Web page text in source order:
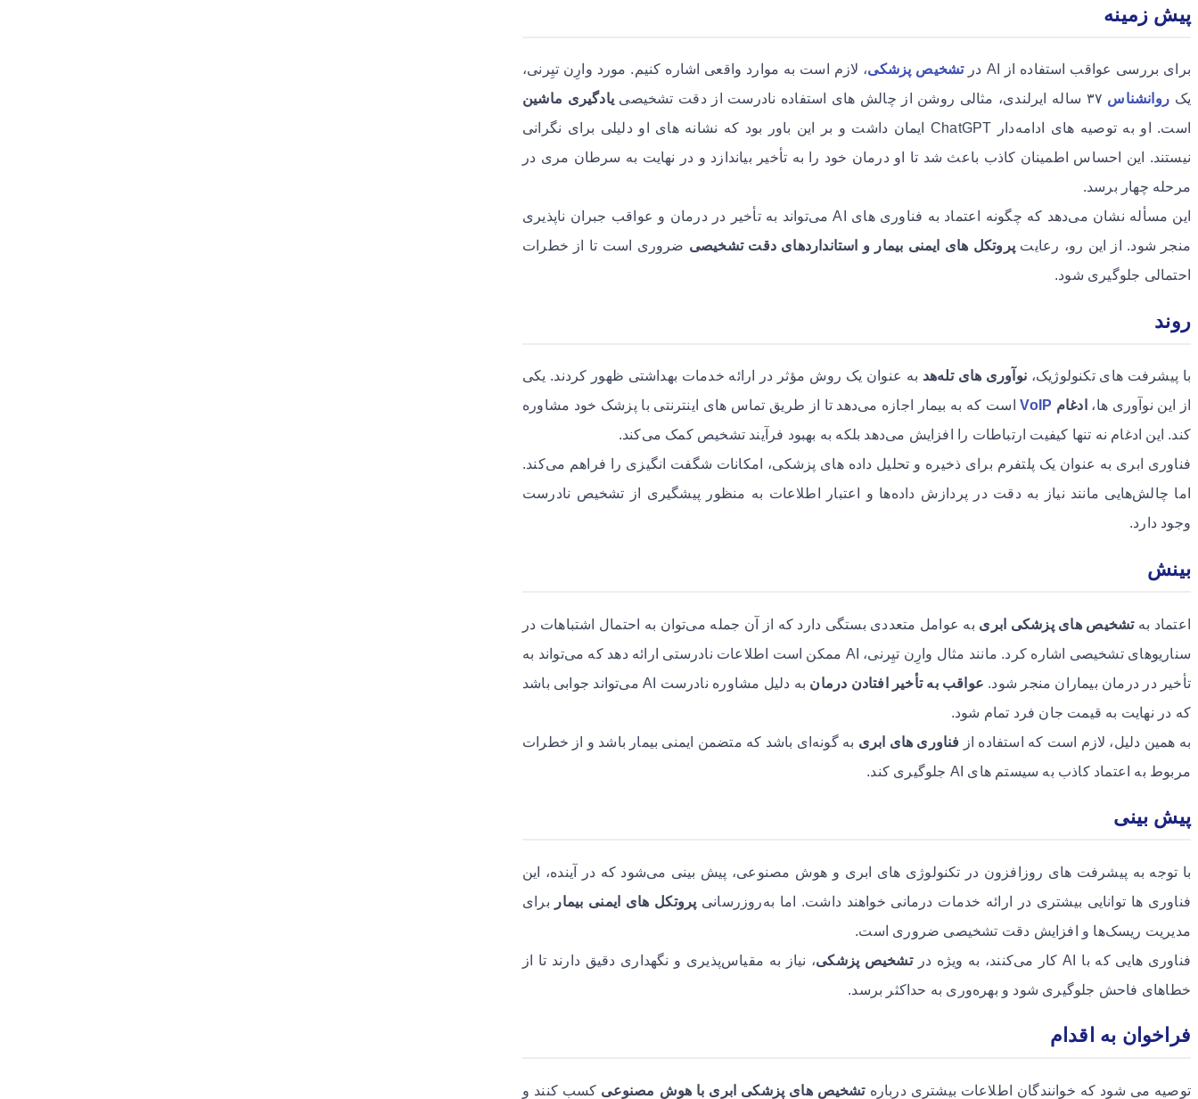
پیش زمینه
برای بررسی عواقب استفاده از AI در تشخیص پزشکی، لازم است به موارد واقعی اشاره کنیم. مورد وارِن تیِرنی،
یک روانشناس
یادگیری ماشین
است. او به توصیه های ادامه‌دار ChatGPT ایمان داشت و بر این باور بود که نشانه های او دلیلی برای نگرانی
نیستند. این احساس اطمینان کاذب باعث شد تا او درمان خود را به تأخیر بیاندازد و در نهایت به سرطان مری در
مرحله چهار برسد.
این مسأله نشان می‌دهد که چگونه اعتماد به فناوری های AI می‌تواند به تأخیر در درمان و عواقب جبران ناپذیری
منجر شود. از این رو، رعایت پروتکل های ایمنی بیمار و استانداردهای دقت تشخیصی ضروری است تا از خطرات
احتمالی جلوگیری شود.
روند
با پیشرفت های تکنولوژیک، نوآوری های تله‌هد به عنوان یک روش مؤثر در ارائه خدمات بهداشتی ظهور کردند. یکی
از این نوآوری ها، ادغام VoIPاست که به بیمار اجازه می‌دهد تا از طریق تماس های اینترنتی با پزشک خود مشاوره
کند. این ادغام نه تنها کیفیت ارتباطات را افزایش می‌دهد بلکه به بهبود فرآیند تشخیص کمک می‌کند.
فناوری ابری به عنوان یک پلتفرم برای ذخیره و تحلیل داده های پزشکی، امکانات شگفت انگیزی را فراهم می‌کند.
اما چالش‌هایی مانند نیاز به دقت در پردازش داده‌ها و اعتبار اطلاعات به منظور پیشگیری از تشخیص نادرست
وجود دارد.
بینش
اعتماد بهتشخیص های پزشکی ابری به عوامل متعددی بستگی دارد که از آن جمله می‌توان به احتمال اشتباهات در
سناریوهای تشخیصی اشاره کرد. مانند مثال وارِن تیِرنی، AI ممکن است اطلاعات نادرستی ارائه دهد که می‌تواند به
تأخیر در درمان بیماران منجر شود. عواقب به تأخیر افتادن درمان
به دلیل مشاوره نادرست AI می‌تواند جوابی باشد
که در نهایت به قیمت جان فرد تمام شود.
به همین دلیل، لازم است که استفاده از فناوری های ابری به گونه‌ای باشد که متضمن ایمنی بیمار باشد و از خطرات
مربوط به اعتماد کاذب به سیستم های AI جلوگیری کند.
پیش بینی
با توجه به پیشرفت های روزافزون در تکنولوژی های ابری و هوش مصنوعی، پیش بینی می‌شود که در آینده، این
فناوری ها توانایی بیشتری در ارائه خدمات درمانی خواهند داشت. اما به‌روزرسانی پروتکل های ایمنی بیمار
برای
مدیریت ریسک‌ها و افزایش دقت تشخیصی ضروری است.
فناوری هایی که با AI کار می‌کنند، به ویژه در
تشخیص پزشکی، نیاز به مقیاس‌پذیری و نگهداری دقیق دارند تا از
خطاهای فاحش جلوگیری شود و بهره‌وری به حداکثر برسد.
فراخوان به اقدام
توصیه می شود که خوانندگان اطلاعات بیشتری دربارهتشخیص های پزشکی ابری با هوش مصنوعی کسب کنند و